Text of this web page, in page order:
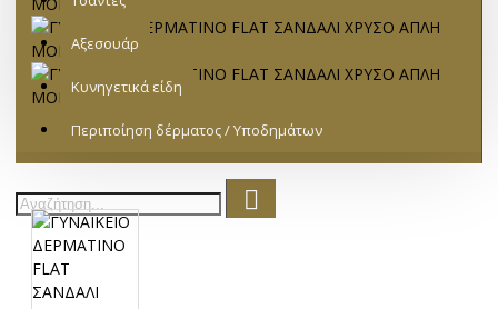
Αξεσουάρ
Κυνηγετικά είδη
Περιποίηση δέρματος / Υποδημάτων